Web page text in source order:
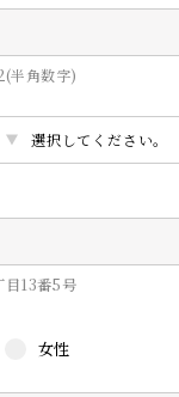
半角数字)
目13番5号
女性